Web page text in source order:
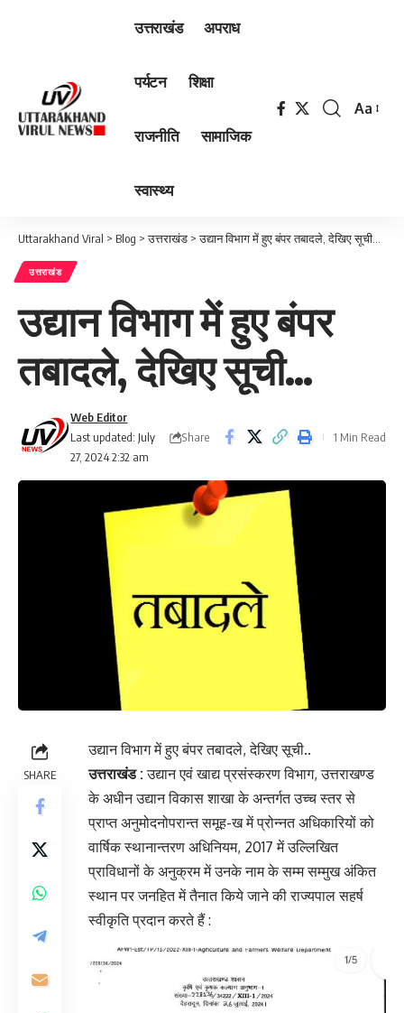
उत्तराखंड अपराध
पर्यटन शिक्षा
राजनीति सामाजिक
स्वास्थ्य
Font
Aa
Uttarakhand Viral > Blog >उत्तराखंड >उद्यान विभाग में हुए बंपर तबादले, देखिए सूची…
उत्तराखंड
उद्यान विभाग में हुए बंपर
तबादले, देखिए सूची…
Last updated: July
27, 2024 2:32 am
Web Editor
Share
1 Min Read
SHARE
उद्यान विभाग में हुए बंपर तबादले, देखिए सूची..
उत्तराखंड : उद्यान एवं खाद्य प्रसंस्करण विभाग, उत्तराखण्ड
के अधीन उद्यान विकास शाखा के अन्तर्गत उच्च स्तर से
प्राप्त अनुमोदनोपरान्त समूह-ख में प्रोन्नत अधिकारियों को
वार्षिक स्थानान्तरण अधिनियम, 2017 में उल्लिखित
प्राविधानों के अनुक्रम में उनके नाम के सम्म सम्मुख अंकित
स्थान पर जनहित में तैनात किये जाने की राज्यपाल सहर्ष
स्वीकृति प्रदान करते हैं :